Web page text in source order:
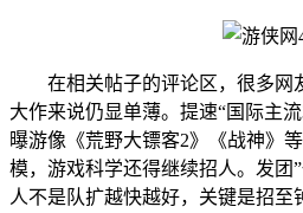
在相关帖子的评论区，很多网
大作来说仍显单薄。提速“国际主
曝游像《荒野大镖客2》《战神》
模，游戏科学还得继续招人。发团
人不是队扩越快越好，关键是招